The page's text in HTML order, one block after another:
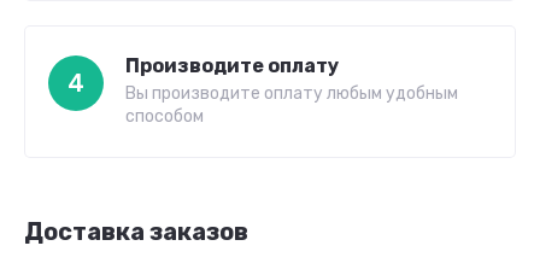
4
Производите оплату
Вы производите оплату любым удобным
способом
Доставка заказов